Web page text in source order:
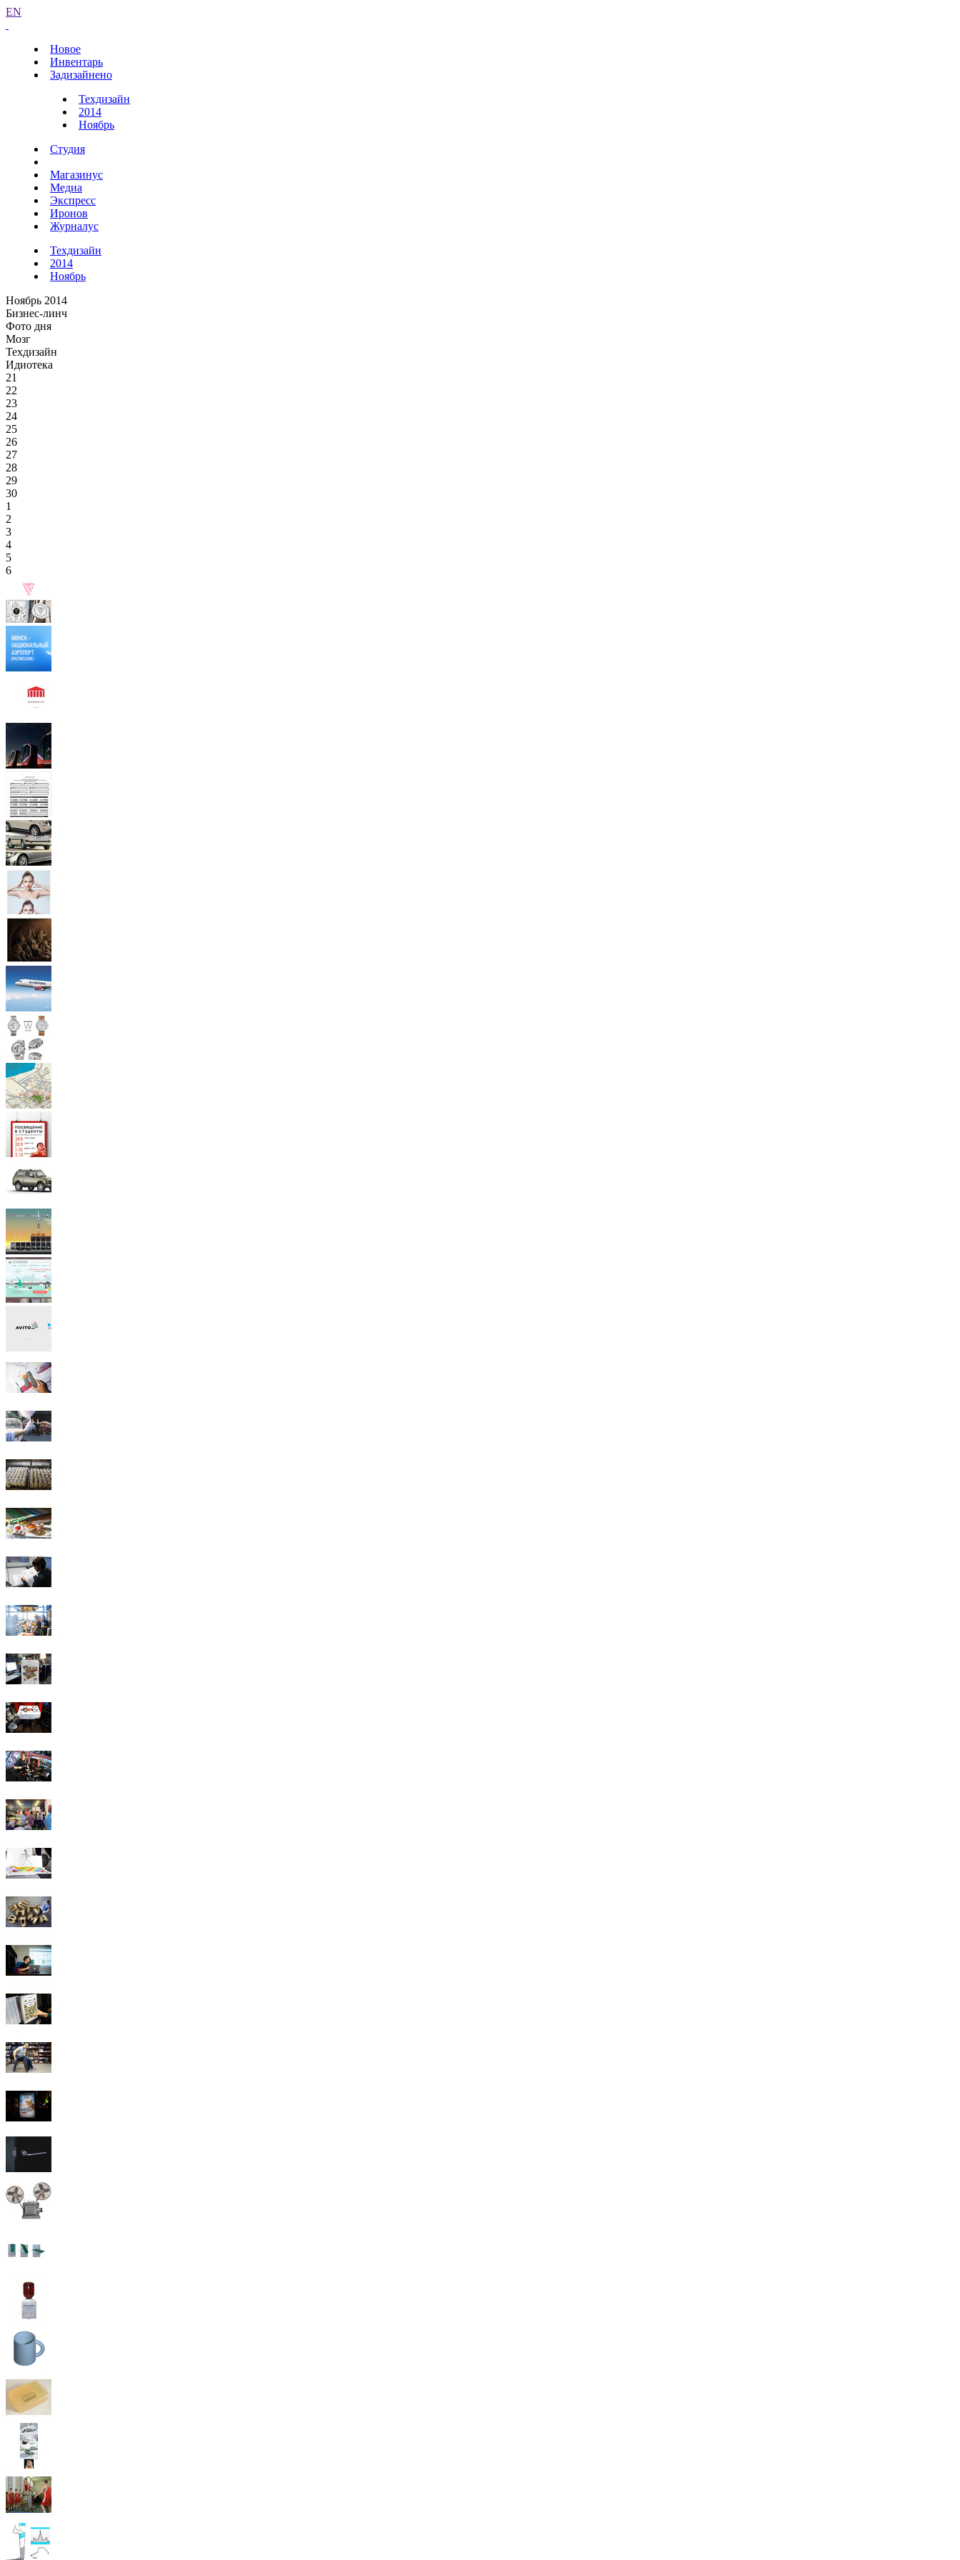
EN
Новое
Инвентарь
Задизайнено
Техдизайн
2014
Ноябрь
Студия
Магазинус
Медиа
Экспресс
Иронов
Журналус
Техдизайн
2014
Ноябрь
Ноябрь 2014
Бизнес-линч
Фото дня
Мозг
Техдизайн
Идиотека
21
22
23
24
25
26
27
28
29
30
1
2
3
4
5
6